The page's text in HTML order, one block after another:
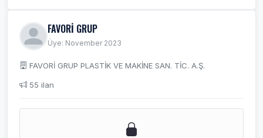
FAVORİ GRUP
Üye: November 2023
FAVORİ GRUP PLASTİK VE MAKİNE SAN. TİC. A.Ş.
55 ilan